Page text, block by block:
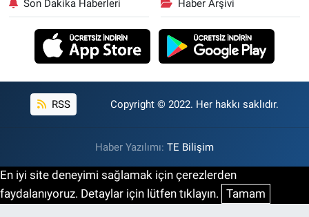
Son Dakika Haberleri Haber Arşivi
RSS Copyright © 2022. Her hakkı saklıdır.
Haber Yazılımı: TE Bilişim
En iyi site deneyimi sağlamak için çerezlerden
faydalanıyoruz. Detaylar için lütfen tıklayın. Tamam